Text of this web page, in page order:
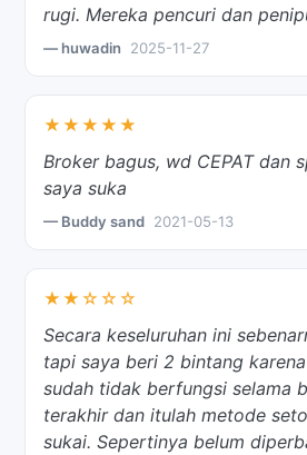
rugi. Mereka pencuri dan
— huwadin 2025-11-27
★★★★★
Broker bagus, wd CEPAT dan
saya suka
— Buddy sand 2021-05-13
★★☆☆☆
Secara keseluruhan ini
tapi saya beri 2 bintang
sudah tidak berfungsi selama
terakhir dan itulah metode
sukai. Sepertinya belum